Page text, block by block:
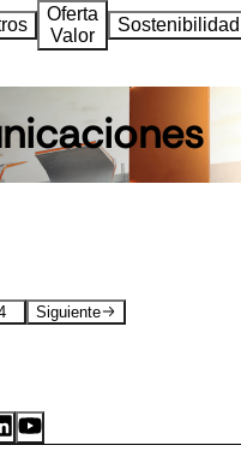
Oferta
Valor
Sostenibilidad
Siguiente